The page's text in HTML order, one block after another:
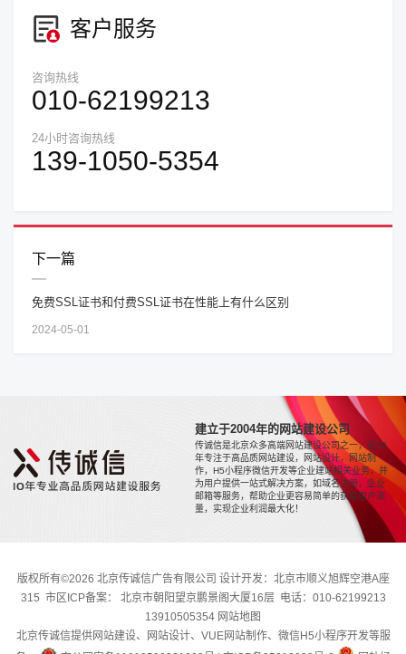
客户服务
咨询热线
010-62199213
24小时咨询热线
139-1050-5354
下一篇
免费SSL证书和付费SSL证书在性能上有什么区别
2024-05-01
建立于2004年的网站建设公司
传诚信是北京众多高端网站建设公司之一，近20
年专注于高品质网站建设，网站设计，网站制
作，H5小程序微信开发等企业建站相关业务，并
为用户提供一站式解决方案，如域名注册，企业
邮箱等服务，帮助企业更容易简单的获取用户流
量，实现企业利润最大化！
版权所有©2026 北京传诚信广告有限公司 设计开发：北京市顺义旭辉空港A座
315 市区ICP备案： 北京市朝阳望京鹏景阁大厦16层 电话：010-62199213
13910505354 网站地图
北京传诚信提供网站建设、网站设计、VUE网站制作、微信H5小程序开发等服